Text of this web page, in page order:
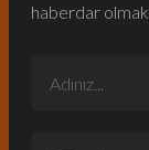
haberdar